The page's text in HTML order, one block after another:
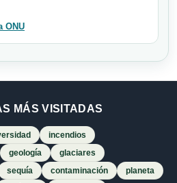
ONU
MÁS VISITADAS
incendios
geología
glaciares
sequía contaminación
planeta